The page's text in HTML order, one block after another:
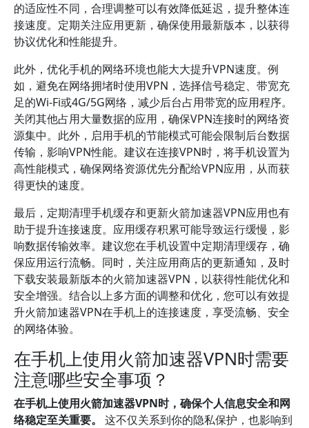
的适应性不同，合理调整可以有效降低延迟，提升整体连
接速度。定期关注应用更新，确保使用最新版本，以获得
协议优化和性能提升。
此外，优化手机的网络环境也能大大提升VPN速度。例
如，避免在网络拥堵时使用VPN，选择信号稳定、带宽充
足的Wi-Fi或4G/5G网络，减少后台占用带宽的应用程序。
关闭其他占用大量数据的应用，确保VPN连接时的网络资
源集中。此外，启用手机的节能模式可能会限制后台数据
传输，影响VPN性能。建议在连接VPN时，将手机设置为
高性能模式，确保网络资源优先分配给VPN应用，从而获
得更快的速度。
最后，定期清理手机缓存和更新火箭加速器VPN应用也有
助于提升连接速度。应用缓存积累可能导致运行缓慢，影
响数据传输效率。建议您在手机设置中定期清理缓存，确
保应用运行流畅。同时，关注应用商店的更新通知，及时
下载安装最新版本的火箭加速器VPN，以获得性能优化和
安全增强。结合以上多方面的调整和优化，您可以有效提
升火箭加速器VPN在手机上的连接速度，享受流畅、安全
的网络体验。
在手机上使用火箭加速器VPN时需要
注意哪些安全事项？
在手机上使用火箭加速器VPN时，确保个人信息安全和网
络稳定至关重要。
这不仅关系到你的隐私保护，也影响到